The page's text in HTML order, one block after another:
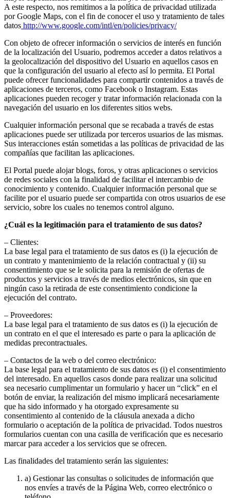
A este respecto, nos remitimos a la política de privacidad utilizada
por Google Maps, con el fin de conocer el uso y tratamiento de tales
datos http://www.google.com/intl/en/policies/privacy/
Con objeto de ofrecer información o servicios de interés en función
de la localización del Usuario, podremos acceder a datos relativos a
la geolocalización del dispositivo del Usuario en aquellos casos en
que la configuración del usuario al efecto así lo permita. El Portal
puede ofrecer funcionalidades para compartir contenidos a través de
aplicaciones de terceros, como Facebook o Instagram. Estas
aplicaciones pueden recoger y tratar información relacionada con la
navegación del usuario en los diferentes sitios webs.
Cualquier información personal que se recabada a través de estas
aplicaciones puede ser utilizada por terceros usuarios de las mismas.
Sus interacciones están sometidas a las políticas de privacidad de las
compañías que facilitan las aplicaciones.
El Portal puede alojar blogs, foros, y otras aplicaciones o servicios
de redes sociales con la finalidad de facilitar el intercambio de
conocimiento y contenido. Cualquier información personal que se
facilite por el usuario puede ser compartida con otros usuarios de ese
servicio, sobre los cuales no tenemos control alguno.
¿Cuál es la legitimación para el tratamiento de sus datos?
– Clientes:
La base legal para el tratamiento de sus datos es (i) la ejecución de
un contrato y mantenimiento de la relación contractual y (ii) su
consentimiento que se le solicita para la remisión de ofertas de
productos y servicios a través de medios electrónicos, sin que en
ningún caso la retirada de este consentimiento condicione la
ejecución del contrato.
– Proveedores:
La base legal para el tratamiento de sus datos es (i) la ejecución de
un contrato en el que el interesado es parte o para la aplicación de
medidas precontractuales.
– Contactos de la web o del correo electrónico:
La base legal para el tratamiento de sus datos es (i) el consentimiento
del interesado. En aquellos casos donde para realizar una solicitud
sea necesario cumplimentar un formulario y hacer un “click” en el
botón de enviar, la realización del mismo implicará necesariamente
que ha sido informado y ha otorgado expresamente su
consentimiento al contenido de la cláusula anexada a dicho
formulario o aceptación de la política de privacidad. Todos nuestros
formularios cuentan con una casilla de verificación que es necesario
marcar para acceder a los servicios que se ofrecen.
Las finalidades del tratamiento serán las siguientes:
a) Gestionar las consultas o solicitudes de información que
nos envíes a través de la Página Web, correo electrónico o